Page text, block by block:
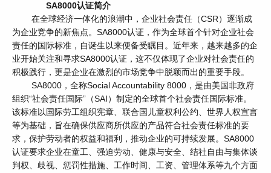
SA8000认证简介
在全球经济一体化的浪潮中，企业社会责任（CSR）逐渐成
为企业竞争的新焦点。SA8000认证，作为全球首个针对企业社会
责任的国际标准，自诞生以来便备受瞩目。近年来，越来越多的企
业开始关注和寻求SA8000认证，这不仅体现了企业对社会责任的
积极践行，更是企业在激烈的市场竞争中脱颖而出的重要手段。
SA8000，全称Social Accountability 8000，是由美国非政府
组织“社会责任国际”（SAI）制定的全球首个社会责任国际标准。
该标准以国际劳工组织宪章、联合国儿童权利公约、世界人权宣言
等为基础，旨在确保供应商所供应的产品符合社会责任标准的要
求，保护劳动者的权益和福利，推动企业的可持续发展。SA8000
认证要求企业在童工、强迫劳动、健康与安全、结社自由与集体谈
判权、歧视、惩罚性措施、工作时间、工资、管理体系等九个方面